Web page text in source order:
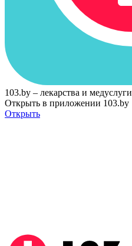
103.by – лекарства и медуслуги
Открыть в приложении 103.by
Открыть